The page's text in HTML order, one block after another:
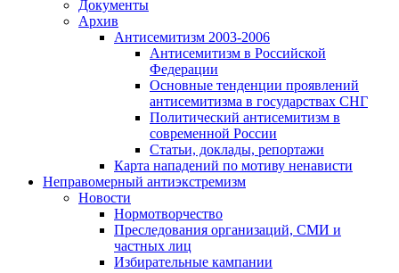
Документы
Архив
Антисемитизм 2003-2006
Антисемитизм в Российской
Федерации
Основные тенденции проявлений
антисемитизма в государствах СНГ
Политический антисемитизм в
современной России
Статьи, доклады, репортажи
Карта нападений по мотиву ненависти
Неправомерный антиэкстремизм
Новости
Нормотворчество
Преследования организаций, СМИ и
частных лиц
Избирательные кампании